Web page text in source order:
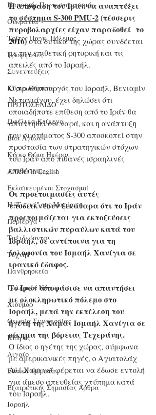
Παπισμός-Προτεσταντισμός
Ουκρανία
Τρίτος Παγκ. Πόλεμος
Προφητείες
Συνεντεύξεις
Κύρια Θέματα
ΠΡΩΤΟΣΕΛΙΔΟ
Ωφέλιμα Κείμενα
Βίοι Αγίων
Κύριο Θέμα Ημέρας
Articles in English
Εκλαϊκευμένοι Στοχασμοί
Η "Γωνιά" της Μαρίας
Περίεργα
Ταξιδεύοντας
Τέχνη
Πανθρησκεία
Πολεμικά Νέα
Χιούμορ
Θεωρία Συνωμοσίας
Κύπρος
Αιγαίο
Εθνικά Θέματα
Εξαιρετικής Σημασίας Άρθρα
Ισραήλ
Η απόφαση του Ιράν να αναπτύξει
το σύστημα S-300 PMU-2 (τέσσερις
πυροβολαρχίες είχαν παραδοθεί  το
2016) στα δυτικά της χώρας συνδέεται
με την επιθετική ρητορική και τις
απειλές από το Ισραήλ.
Ο πρωθυπουργός του Ισραήλ, Βενιαμίν
Νετανιάχου, έχει δηλώσει ότι
οποιαδήποτε επίθεση από το Ιράν θα
απαντηθεί σθεναρά, και η ανάπτυξη
του συστήματος S-300 αποσκοπεί στην
προστασία των στρατηγικών στόχων
του Ιράν από πιθανές ισραηλινές
επιθέσεις​.
Οι προετοιμασίες αυτές
υποδεικνύουν ξεκάθαρα ότι το Ιράν
προετοιμάζεται για εκτοξεύσεις
βαλλιστικών πυραύλων κατά του
Ισραήλ, σε αντίποινα για τη
δολοφονία του Ισμαήλ Χανίγια σε
ιρανικό έδαφος.
Το Ιράν αποφάσισε να απαντήσει
με ολοκληρωτικό πόλεμο στο
Ισραήλ, μετά την εκτέλεση του
ηγέτη της Χαμάς Ισμαήλ Χανίγια σε
οίκημα της βόρειας Τεχεράνης.
Ο ίδιος ο ηγέτης της χώρας, σύμφωνα
με αμερικανικές πηγές, ο Αγιατολάχ
Αλί Χαμενεΐ φέρεται να έδωσε εντολή
για άμεσο απευθείας χτύπημα κατά
του Ισραήλ.